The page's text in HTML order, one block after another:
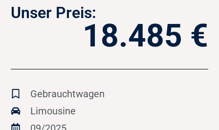
Unser Preis:
18.485 €
Gebrauchtwagen
Limousine